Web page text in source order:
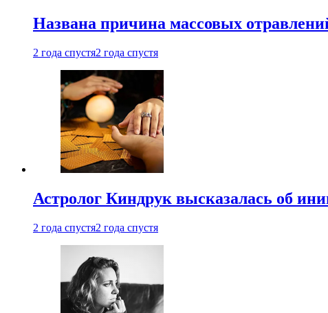
Названа причина массовых
2 года спустя2 года спустя
Астролог Киндрук высказалась об
2 года спустя2 года спустя